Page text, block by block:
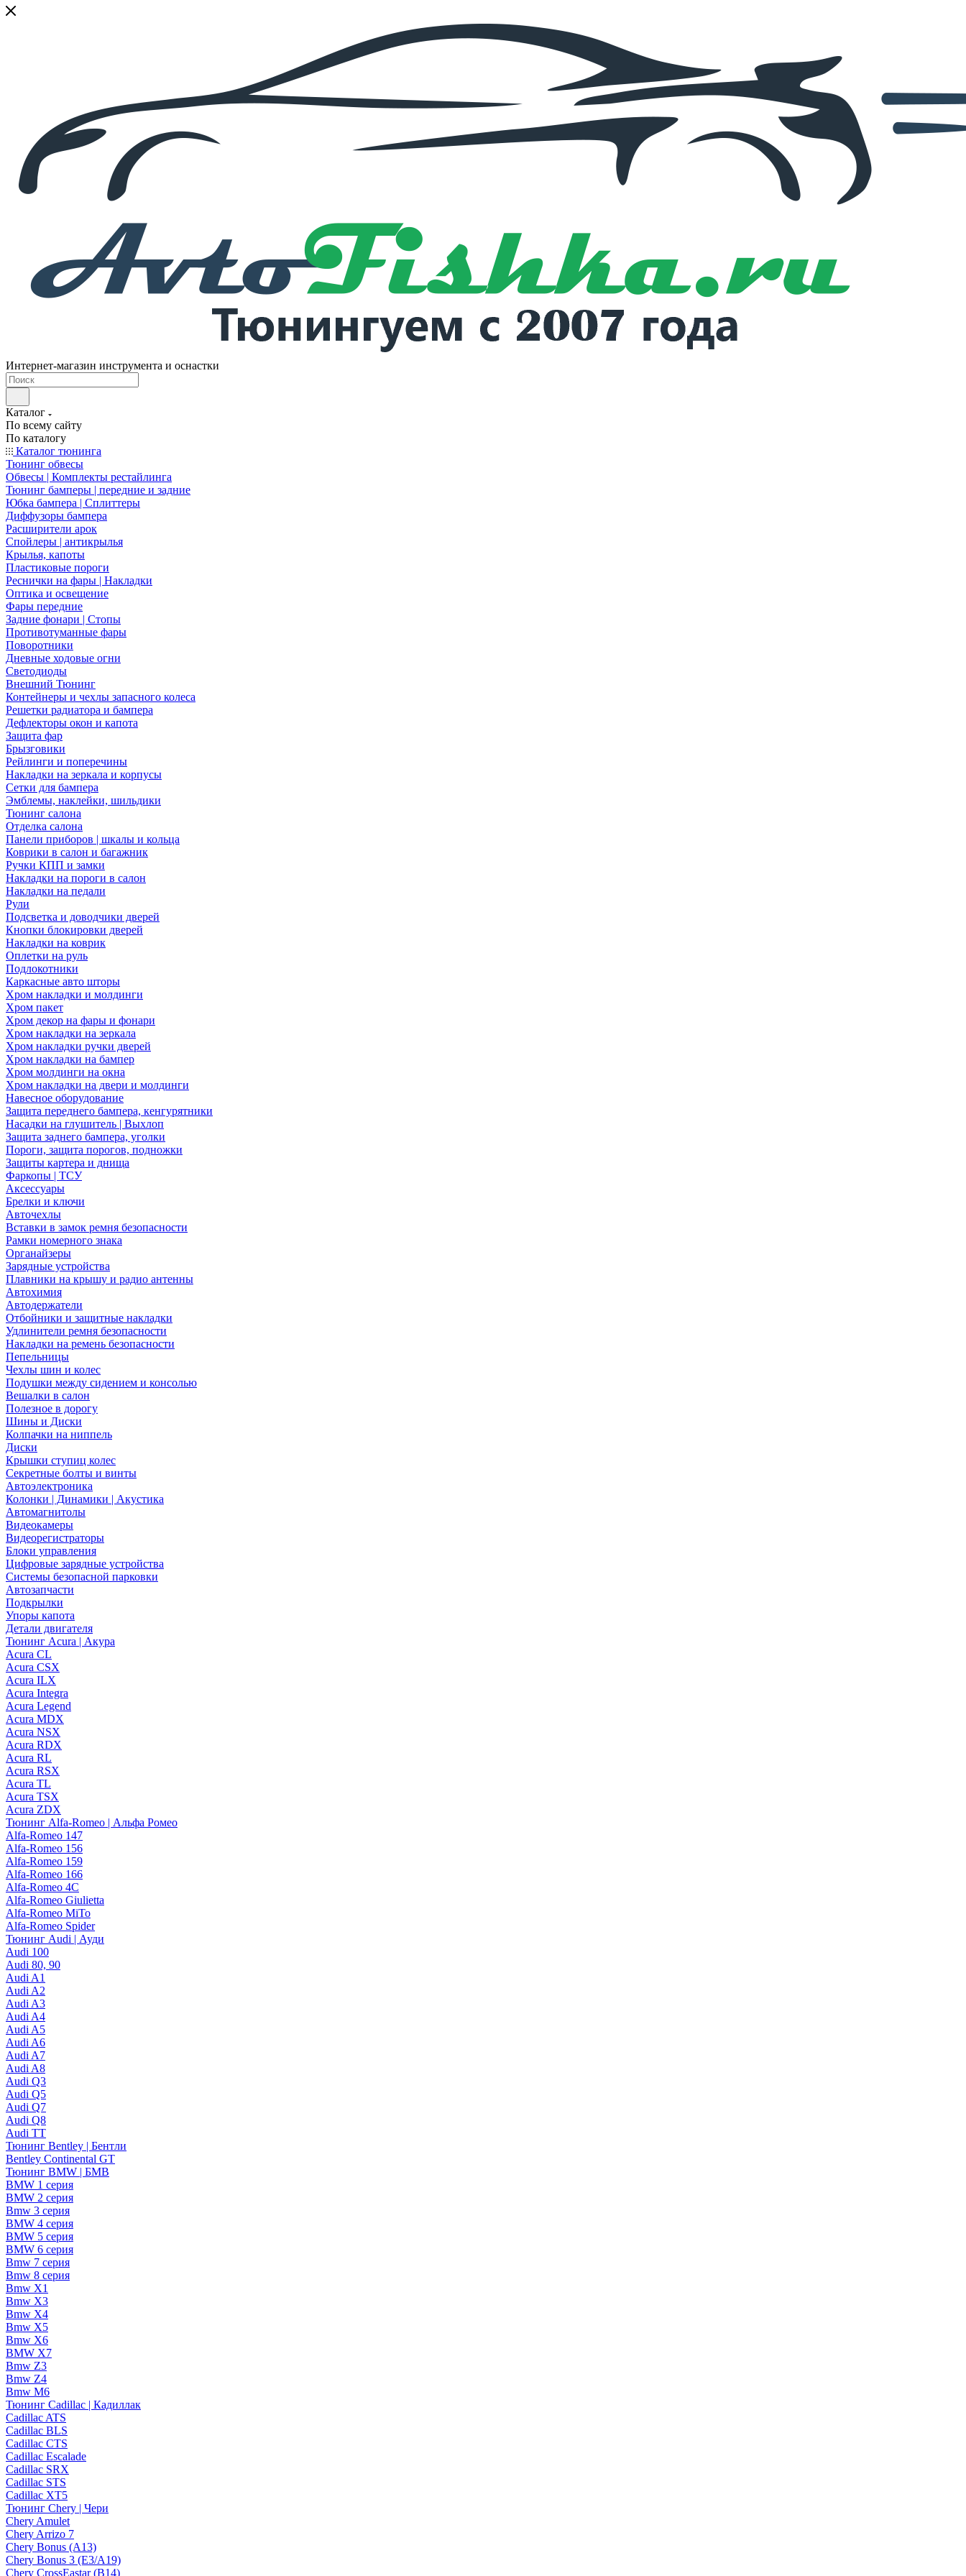
Интернет-магазин инструмента и оснастки
Каталог
По всему сайту
По каталогу
Каталог тюнинга
Тюнинг обвесы
Обвесы | Комплекты рестайлинга
Тюнинг бамперы | передние и задние
Юбка бампера | Сплиттеры
Диффузоры бампера
Расширители арок
Спойлеры | антикрылья
Крылья, капоты
Пластиковые пороги
Реснички на фары | Накладки
Оптика и освещение
Фары передние
Задние фонари | Стопы
Противотуманные фары
Поворотники
Дневные ходовые огни
Светодиоды
Внешний Тюнинг
Контейнеры и чехлы запасного колеса
Решетки радиатора и бампера
Дефлекторы окон и капота
Защита фар
Брызговики
Рейлинги и поперечины
Накладки на зеркала и корпусы
Сетки для бампера
Эмблемы, наклейки, шильдики
Тюнинг салона
Отделка салона
Панели приборов | шкалы и кольца
Коврики в салон и багажник
Ручки КПП и замки
Накладки на пороги в салон
Накладки на педали
Рули
Подсветка и доводчики дверей
Кнопки блокировки дверей
Накладки на коврик
Оплетки на руль
Подлокотники
Каркасные авто шторы
Хром накладки и молдинги
Хром пакет
Хром декор на фары и фонари
Хром накладки на зеркала
Хром накладки ручки дверей
Хром накладки на бампер
Хром молдинги на окна
Хром накладки на двери и молдинги
Навесное оборудование
Защита переднего бампера, кенгурятники
Насадки на глушитель | Выхлоп
Защита заднего бампера, уголки
Пороги, защита порогов, подножки
Защиты картера и днища
Фаркопы | ТСУ
Аксессуары
Брелки и ключи
Авточехлы
Вставки в замок ремня безопасности
Рамки номерного знака
Органайзеры
Зарядные устройства
Плавники на крышу и радио антенны
Автохимия
Автодержатели
Отбойники и защитные накладки
Удлинители ремня безопасности
Накладки на ремень безопасности
Пепельницы
Чехлы шин и колес
Подушки между сидением и консолью
Вешалки в салон
Полезное в дорогу
Шины и Диски
Колпачки на ниппель
Диски
Крышки ступиц колес
Секретные болты и винты
Автоэлектроника
Колонки | Динамики | Акустика
Автомагнитолы
Видеокамеры
Видеорегистраторы
Блоки управления
Цифровые зарядные устройства
Системы безопасной парковки
Автозапчасти
Подкрылки
Упоры капота
Детали двигателя
Тюнинг Acura | Акура
Acura CL
Acura CSX
Acura ILX
Acura Integra
Acura Legend
Acura MDX
Acura NSX
Acura RDX
Acura RL
Acura RSX
Acura TL
Acura TSX
Acura ZDX
Тюнинг Alfa-Romeo | Альфа Ромео
Alfa-Romeo 147
Alfa-Romeo 156
Alfa-Romeo 159
Alfa-Romeo 166
Alfa-Romeo 4C
Alfa-Romeo Giulietta
Alfa-Romeo MiTo
Alfa-Romeo Spider
Тюнинг Audi | Ауди
Audi 100
Audi 80, 90
Audi A1
Audi A2
Audi A3
Audi A4
Audi A5
Audi A6
Audi A7
Audi A8
Audi Q3
Audi Q5
Audi Q7
Audi Q8
Audi TT
Тюнинг Bentley | Бентли
Bentley Continental GT
Тюнинг BMW | БМВ
BMW 1 серия
BMW 2 серия
Bmw 3 серия
BMW 4 серия
BMW 5 серия
BMW 6 серия
Bmw 7 серия
Bmw 8 серия
Bmw X1
Bmw X3
Bmw X4
Bmw X5
Bmw X6
BMW X7
Bmw Z3
Bmw Z4
Bmw М6
Тюнинг Cadillac | Кадиллак
Cadillac ATS
Cadillac BLS
Cadillac CTS
Cadillac Escalade
Cadillac SRX
Cadillac STS
Cadillac XT5
Тюнинг Chery | Чери
Chery Amulet
Chery Arrizo 7
Chery Bonus (A13)
Chery Bonus 3 (E3/A19)
Chery CrossEastar (B14)